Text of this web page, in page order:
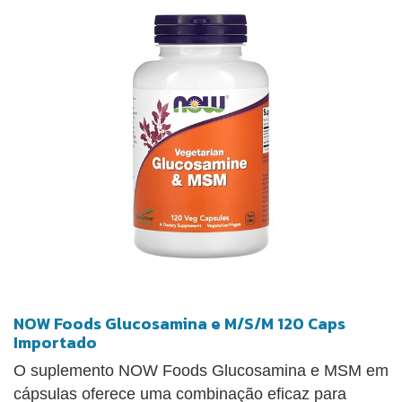
NOW Foods Glucosamina e M/S/M 120 Caps
Importado
O suplemento NOW Foods Glucosamina e MSM em
cápsulas oferece uma combinação eficaz para